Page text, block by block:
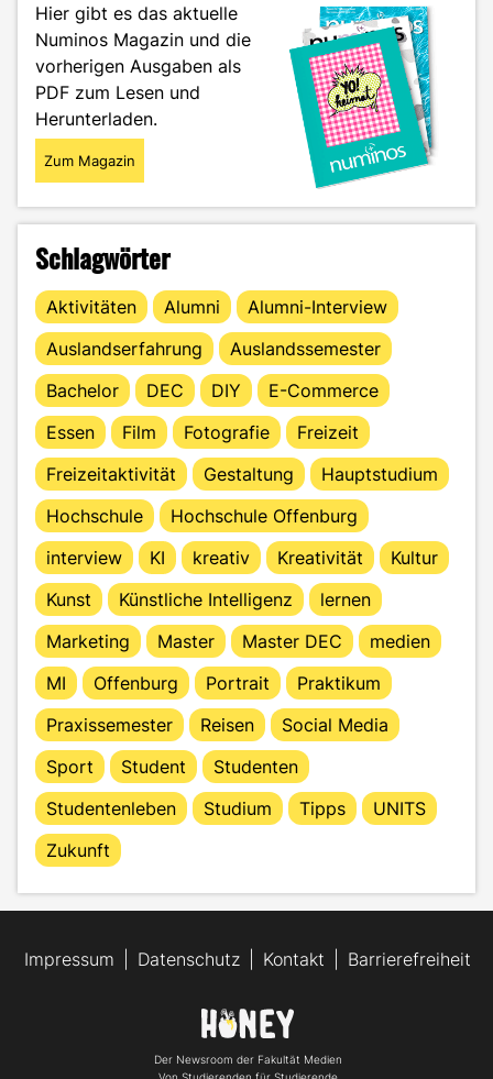
Hier gibt es das aktuelle
Numinos Magazin und die
vorherigen Ausgaben als
PDF zum Lesen und
Herunterladen.
Zum Magazin
Schlagwörter
Aktivitäten Alumni
Alumni-Interview
Auslandserfahrung
Auslandssemester
Bachelor
DEC DIY
E-Commerce
Essen
Film Fotografie
Freizeit
Freizeitaktivität
Gestaltung
Hauptstudium
Hochschule
Hochschule Offenburg
interview
KI kreativ Kreativität
Kultur
Kunst
Künstliche Intelligenz
lernen
Marketing
Master Master DEC
medien
MI
Offenburg Portrait
Praktikum
Praxissemester
Reisen
Social Media
Sport
Student
Studenten
Studentenleben
Studium Tipps
UNITS
Zukunft
Der Newsroom der Fakultät Medien
Impressum Datenschutz Kontakt Barrierefreiheit